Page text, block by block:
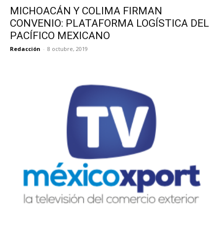
MICHOACÁN Y COLIMA FIRMAN
CONVENIO: PLATAFORMA LOGÍSTICA DEL
PACÍFICO MEXICANO
Redacción - 8 octubre, 2019